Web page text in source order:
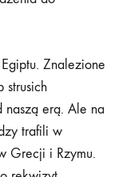
Znalezione
strusich
naszą erą. Ale na
trafili w
Grecji i Rzymu.